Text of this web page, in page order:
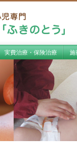
実費治療・保険治療 施